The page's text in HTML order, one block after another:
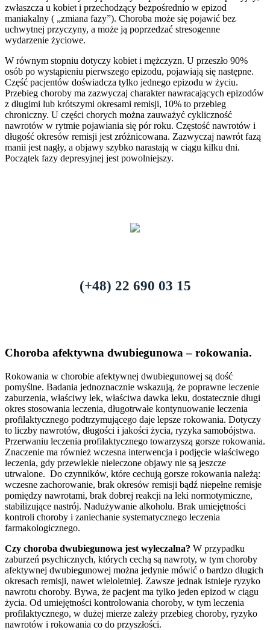
zwłaszcza u kobiet i przechodzący bezpośrednio w epizod
maniakalny ( „zmiana fazy”). Choroba może się pojawić bez
uchwytnej przyczyny, a może ją poprzedzać stresogenne
wydarzenie życiowe.
W równym stopniu dotyczy kobiet i mężczyzn. U przeszło 90%
osób po wystąpieniu pierwszego epizodu, pojawiają się następne.
Część pacjentów doświadcza tylko jednego epizodu w życiu.
Przebieg choroby ma zazwyczaj charakter nawracających epizodów
z długimi lub krótszymi okresami remisji, 10% to przebieg
chroniczny. U części chorych można zauważyć cykliczność
nawrotów w rytmie pojawiania się pór roku. Częstość nawrotów i
długość okresów remisji jest zróżnicowana. Zazwyczaj nawrót fazą
manii jest nagły, a objawy szybko narastają w ciągu kilku dni.
Początek fazy depresyjnej jest powolniejszy.
(+48) 22 690 03 15
Choroba afektywna dwubiegunowa – rokowania.
Rokowania w chorobie afektywnej dwubiegunowej są dość
pomyślne. Badania jednoznacznie wskazują, że poprawne leczenie
zaburzenia, właściwy lek, właściwa dawka leku, dostatecznie długi
okres stosowania leczenia, długotrwałe kontynuowanie leczenia
profilaktycznego podtrzymującego daje lepsze rokowania. Dotyczy
to liczby nawrotów, długości i jakości życia, ryzyka samobójstwa.
Przerwaniu leczenia profilaktycznego towarzyszą gorsze rokowania.
Znaczenie ma również wczesna interwencja i podjęcie właściwego
leczenia, gdy przewlekłe nieleczone objawy nie są jeszcze
utrwalone. Do czynników, które cechują gorsze rokowania należą:
wczesne zachorowanie, brak okresów remisji bądź niepełne remisje
pomiędzy nawrotami, brak dobrej reakcji na leki normotymiczne,
stabilizujące nastrój. Nadużywanie alkoholu. Brak umiejętności
kontroli choroby i zaniechanie systematycznego leczenia
farmakologicznego.
Czy choroba dwubiegunowa jest wyleczalna? W przypadku
zaburzeń psychicznych, których cechą są nawroty, w tym choroby
afektywnej dwubiegunowej można jedynie mówić o bardzo długich
okresach remisji, nawet wieloletniej. Zawsze jednak istnieje ryzyko
nawrotu choroby. Bywa, że pacjent ma tylko jeden epizod w ciągu
życia. Od umiejętności kontrolowania choroby, w tym leczenia
profilaktycznego, w dużej mierze zależy przebieg choroby, ryzyko
nawrotów i rokowania co do przyszłości.